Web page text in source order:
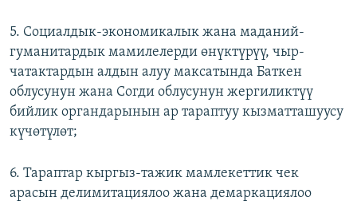
5. Социалдык-экономикалык жана маданий-
гуманитардык мамилелерди өнүктүрүү, чыр-
чатактардын алдын алуу максатында Баткен
облусунун жана Согди облусунун жергиликтүү
бийлик органдарынын ар тараптуу кызматташуусу
күчөтүлөт;
6. Тараптар кыргыз-тажик мамлекеттик чек
арасын делимитациялоо жана демаркациялоо